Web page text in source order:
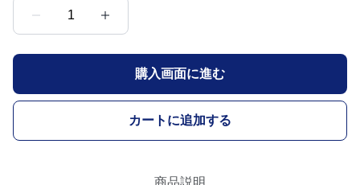
1
購入画面に進む
カートに追加する
商品説明